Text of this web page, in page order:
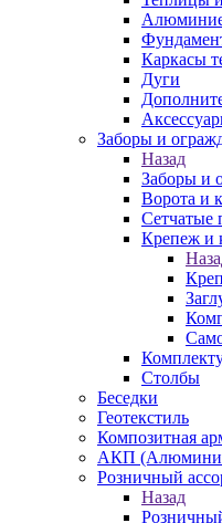
Каркасы
Дуги
Заборы и
Назад
Заборы и
Ворота и
Сетчатые
Крепеж и
Столбы
Беседки
Геотекстиль
Композитная
АКП
Розничный
Назад